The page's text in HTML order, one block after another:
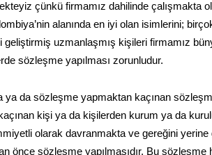
çünkü firmamız dahilinde çalışmakta
alanında en iyi olan isimlerini;
geliştirmiş uzmanlaşmış kişileri firmamız
sözleşme yapılması zorunludur.
da sözleşme yapmaktan kaçınan
kişi ya da kişilerden kurum ya da
olarak davranmakta ve gereğini
sözleşme yapılmasıdır. Bu sözleşme